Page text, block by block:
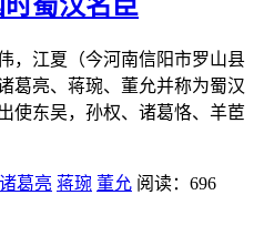
蜀汉名臣
，江夏（今河南信阳市罗山县
葛亮、蒋琬、董允并称为蜀汉
使东吴，孙权、诸葛恪、羊茞
诸葛亮 蒋琬 董允 阅读：696